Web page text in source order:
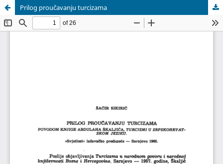
Prilog proučavanju turcizama